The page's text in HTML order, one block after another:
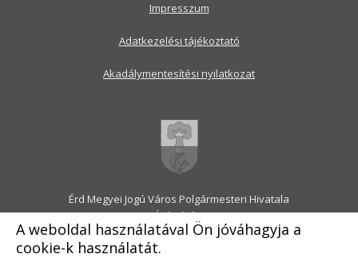
A weboldal használatával Ön jóváhagyja a
cookie-k használatát.
Érd Megyei Jogú Város Polgármesteri Hivatala
2030 Érd, Alsó utca 1.
Levélcím: 2031 Érd, Pf.: 31
E-mail:onkormanyzat@erd.hu
Impresszum
Adatkezelési tájékoztató
Akadálymentesítési nyilatkozat